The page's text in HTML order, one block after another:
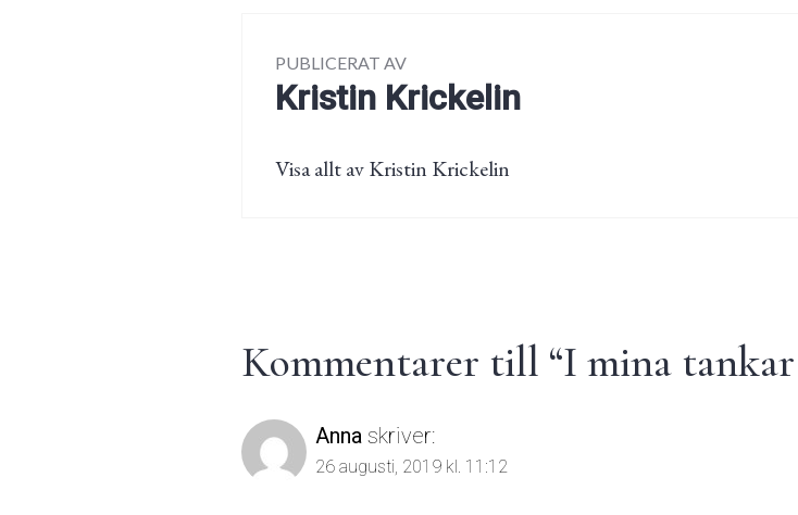
PUBLICERAT AV
Kristin Krickelin
Visa allt av Kristin Krickelin
Kommentarer till “I mina
Anna skriver:
26 augusti, 2019 kl. 11:12